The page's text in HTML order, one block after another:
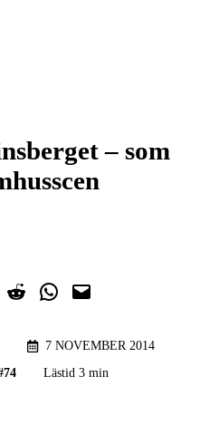
– som
Dela på RedditDela i WhatsApp
Maila en länk
7 NOVEMBER 2014
74 Lästid 3 min